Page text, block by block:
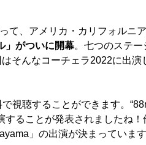
、アメリカ・カリフォルニ
」がついに開幕。七つのステ
そんなコーチェラ2022に出
視聴することができます。
ることが発表されましたね
」の出演が決まっています